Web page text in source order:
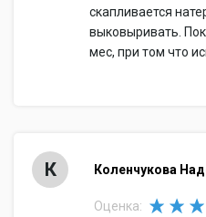
скапливается
выковыривать.
мес, при том что
К Коленчукова
Оценка: